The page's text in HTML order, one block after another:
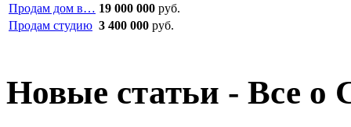
Продам дом в… 19 000 000 руб.
Продам студию 3 400 000 руб.
Новые статьи - Все о